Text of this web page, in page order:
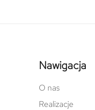
Nawigacja
O nas
Realizacje